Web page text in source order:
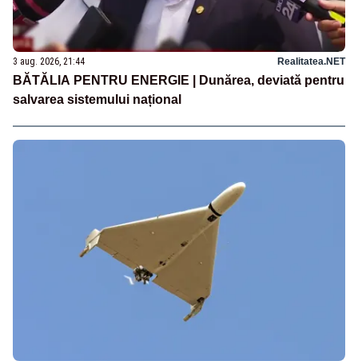
3 aug. 2026, 21:44 Realitatea.NET
BĂTĂLIA PENTRU ENERGIE | Dunărea, deviată pentru
salvarea sistemului național